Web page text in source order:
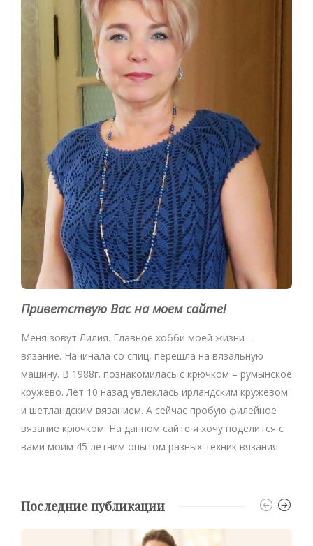
Приветствую Вас на моем сайте!
Меня зовут Лилия. Главное хобби моей жизни –
вязание. Начинала со спиц, перешла на вязальную
машину. В 1988г. познакомилась с крючком – румынское
кружево. Лет 10 назад увлеклась ирландским кружевом
и шетландским вязанием. А сейчас пробую филейное
вязание крючком. На данном сайте я хочу поделится с
вами моим 45 летним опытом разных техник вязания.
Последние публикации